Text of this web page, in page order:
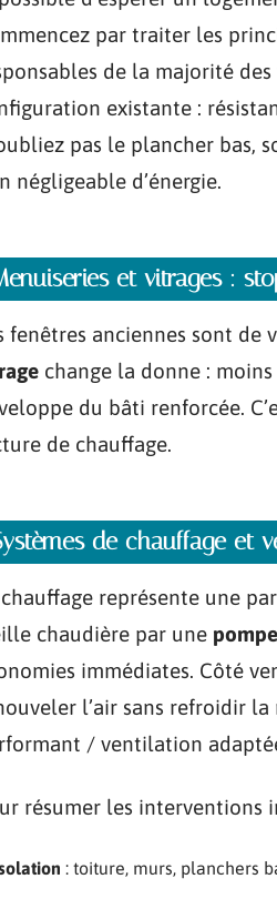
par traiter les
de la majorité
existante :
pas le plancher bas,
négligeable d’énergie.
et vitrages :
fenêtres anciennes sont de
change la donne :
du bâti renforcée.
de chauffage.
de chauffage et
représente une
chaudière par une
immédiates. Côté
l’air sans refroidir la
/ ventilation
résumer les interventions
: toiture, murs, planchers